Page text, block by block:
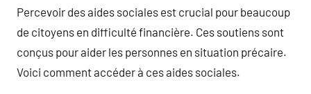
Percevoir des aides sociales est crucial pour beaucoup
de citoyens en difficulté financière. Ces soutiens sont
conçus pour aider les personnes en situation précaire.
Voici comment accéder à ces aides sociales.